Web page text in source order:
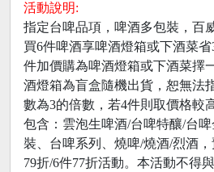
活動說明:
指定台啤品項，啤酒多包裝，百
買6件啤酒享啤酒燈箱或下酒菜
件加價購為啤酒燈箱或下酒菜擇
酒燈箱為盲盒隨機出貨，恕無法
數為3的倍數，若4件則取價格較
包含：雲泡生啤酒/台啤特釀/台
裝、台啤系列、燒啤/燒酒/烈酒
79折/6件77折活動。本活動不得